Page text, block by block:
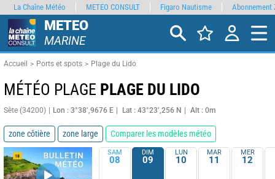
METEO
MARINE
Accueil Ports et spots Plage du Lido
MÉTÉO PLAGE PLAGE DU LIDO
Sète (34200) Lon : 3°38’,9676 E Lat : 43°23’,256 N Alt : 0m
zone côtière zone large Comparer les modèles météo
SAM
08
DIM
09
LUN
10
MAR
11
MER
12
La Chaîne Météo METEO CONSULT Figaro Nautisme Abonnement